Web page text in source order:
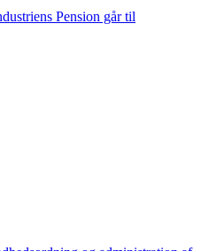
Pension går til